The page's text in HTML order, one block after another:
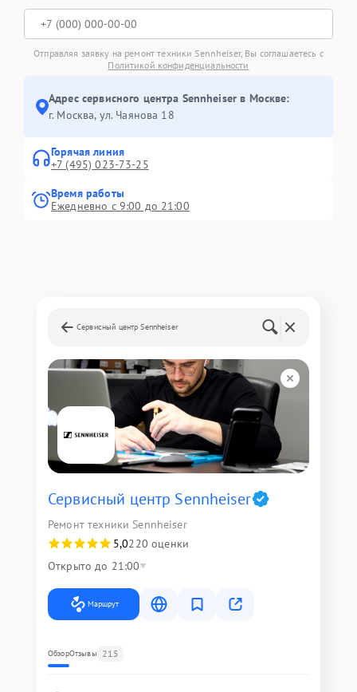
Отправляя заявку на ремонт техники Sennheiser, Вы соглашаетесь с
Политикой конфиденциальности
Адрес сервисного центра Sennheiser в Москве:
г. Москва, ул. Чаянова 18
Горячая линия
+7 (495) 023-73-25
Время работы
Ежедневно с 9:00 до 21:00
Сервисный центр Sennheiser
Сервисный центр Sennheiser
Ремонт техники Sennheiser
5,0220 оценки
Открыто до 21:00
Маршрут
ОбзорОтзывы 215